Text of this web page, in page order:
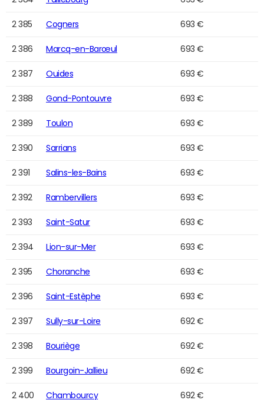
2 385 Cogners 693 €
2 386 Marcq-en-Barœul 693 €
2 387 Ouides 693 €
2 388 Gond-Pontouvre 693 €
2 389 Toulon 693 €
2 390 Sarrians 693 €
2 391 Salins-les-Bains 693 €
2 392 Rambervillers 693 €
2 393 Saint-Satur 693 €
2 394 Lion-sur-Mer 693 €
2 395 Choranche 693 €
2 396 Saint-Estèphe 693 €
2 397 Sully-sur-Loire 692 €
2 398 Bouriège 692 €
2 399 Bourgoin-Jallieu 692 €
2 400 Chambourcy 692 €